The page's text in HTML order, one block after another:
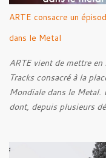
ARTE consacre un
dans le Metal
ARTE vient de mettre
Tracks consacré à la
Mondiale dans le Metal.
dont, depuis plusieurs
cette réflexion, Tracks